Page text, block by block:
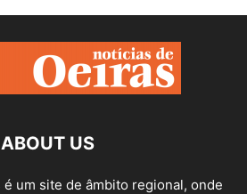
ABOUT US
é um site de âmbito regional, onde